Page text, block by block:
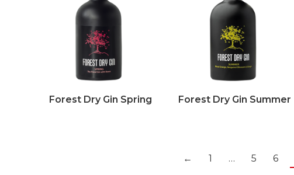
Forest Dry Gin Spring Forest Dry Gin Summer
← 1 … 5 6